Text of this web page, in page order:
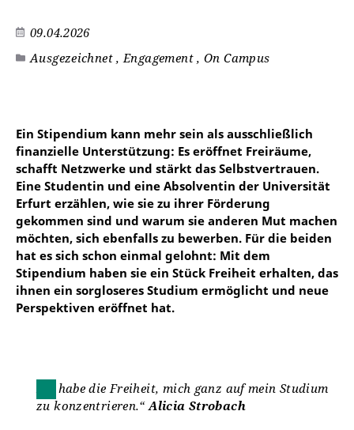
09.04.2026
Ausgezeichnet , Engagement , On Campus
Ein Stipendium kann mehr sein als ausschließlich
finanzielle Unterstützung: Es eröffnet Freiräume,
schafft Netzwerke und stärkt das Selbstvertrauen.
Eine Studentin und eine Absolventin der Universität
Erfurt erzählen, wie sie zu ihrer Förderung
gekommen sind und warum sie anderen Mut machen
möchten, sich ebenfalls zu bewerben. Für die beiden
hat es sich schon einmal gelohnt: Mit dem
Stipendium haben sie ein Stück Freiheit erhalten, das
ihnen ein sorgloseres Studium ermöglicht und neue
Perspektiven eröffnet hat.
Ich habe die Freiheit, mich ganz auf mein Studium
zu konzentrieren.“Alicia Strobach